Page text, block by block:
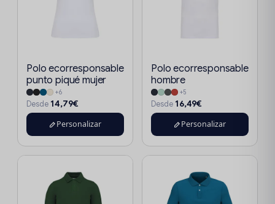
Polo ecorresponsable
punto piqué mujer
+6
Desde 14,79€
Personalizar
Polo ecorresponsable
hombre
+5
Desde 16,49€
Personalizar